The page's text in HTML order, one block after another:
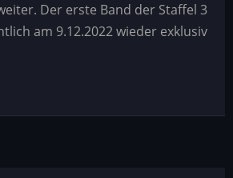
Der erste Band der Staffel 3
am 9.12.2022 wieder exklusiv